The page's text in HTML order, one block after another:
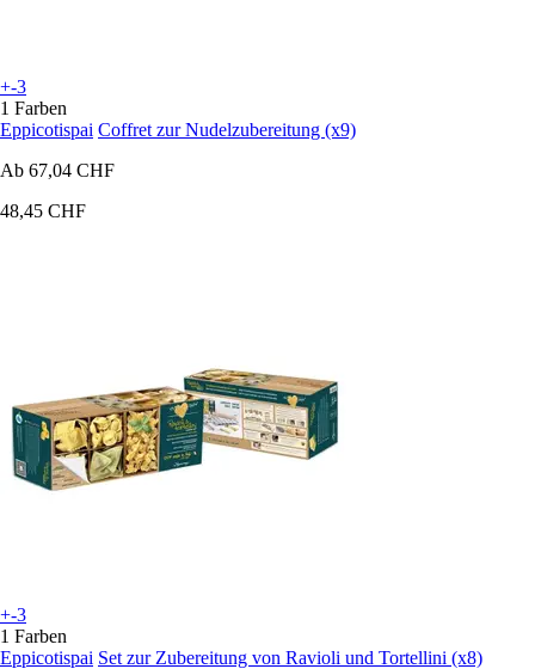
+-3
1 Farben
Eppicotispai Coffret zur Nudelzubereitung (x9)
Ab 67,04 CHF
48,45 CHF
+-3
1 Farben
Eppicotispai Set zur Zubereitung von Ravioli und Tortellini (x8)